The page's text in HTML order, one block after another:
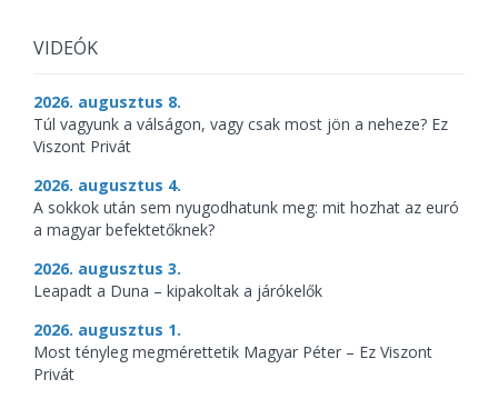
VIDEÓK
2026. augusztus 8.
Túl vagyunk a válságon, vagy csak most jön a neheze? Ez
Viszont Privát
2026. augusztus 4.
A sokkok után sem nyugodhatunk meg: mit hozhat az euró
a magyar befektetőknek?
2026. augusztus 3.
Leapadt a Duna – kipakoltak a járókelők
2026. augusztus 1.
Most tényleg megmérettetik Magyar Péter – Ez Viszont
Privát